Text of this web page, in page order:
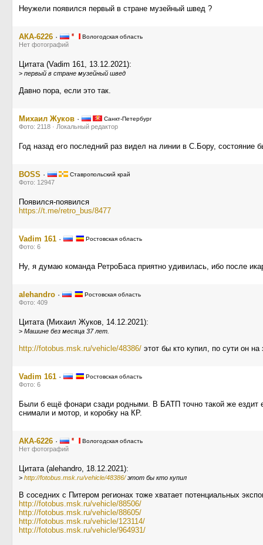
Неужели появился первый в стране музейный швед ?
АКА-6226 · Вологодская область
Нет фотографий
Цитата (Vadim 161, 13.12.2021):
> первый в стране музейный швед
Давно пора, если это так.
Михаил Жуков · Санкт-Петербург
Фото: 2118 · Локальный редактор
Год назад его последний раз видел на линии в С.Бору,
BOSS · Ставропольский край
Фото: 12947
Появился-появился
https://t.me/retro_bus/8477
Vadim 161 · Ростовская область
Фото: 6
Ну, я думаю команда РетроБаса приятно удивилась, ибо после
alehandro · Ростовская область
Фото: 409
Цитата (Михаил Жуков, 14.12.2021):
> Машине без месяца 37 лет.
http://fotobus.msk.ru/vehicle/48386/ этот бы кто купил, по сути он
Vadim 161 · Ростовская область
Фото: 6
Были б ещё фонари сзади родными. В БАТП точно такой же ездит
снимали и мотор, и коробку на КР.
АКА-6226 · Вологодская область
Нет фотографий
Цитата (alehandro, 18.12.2021):
> http://fotobus.msk.ru/vehicle/48386/этот бы кто купил
В соседних с Питером регионах тоже хватает потенциальных
http://fotobus.msk.ru/vehicle/88506/
http://fotobus.msk.ru/vehicle/88605/
http://fotobus.msk.ru/vehicle/123114/
http://fotobus.msk.ru/vehicle/964931/